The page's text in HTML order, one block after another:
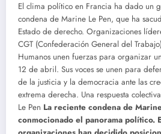
El clima político en Francia ha dado un
condena de Marine Le Pen, que ha
Estado de derecho. Organizaciones
CGT (Confederación General del
Humanos unen fuerzas para organizar
12 de abril. Sus voces se unen para
de la justicia y la democracia ante las
extrema derecha. Una respuesta
Le Pen La reciente condena de
conmocionado el panorama político.